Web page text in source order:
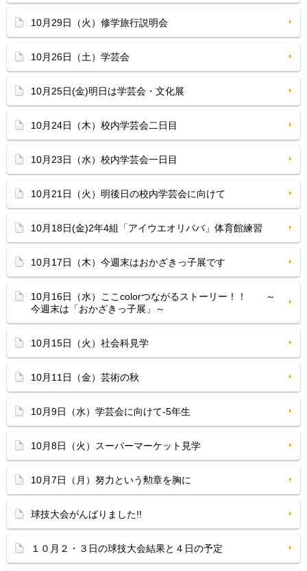
10月29日（火）修学旅行説明会
10月26日（土）学芸会
10月25日(金)明日は学芸会・文化展
10月24日（木）校内学芸会二日目
10月23日（水）校内学芸会一日目
10月21日（火）明後日の校内学芸会に向けて
10月18日(金)2年4組「アイウエオリババ」体育館練習
10月17日（木）今週末はおかざきっ子展です
10月16日（水）ここcolorつながるストーリー！！ ～
今週末は「おかざきっ子展」～
10月15日（火）社会科見学
10月11日（金）芸術の秋
10月9日（水）学芸会に向けて-5年生
10月8日（火）スーパーマーケット見学
10月7日（月）努力という勲章を胸に
球技大会がんばりました!!
１０月２・３日の球技大会結果と４日の予定